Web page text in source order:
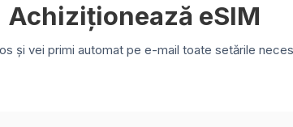
Achiziționează eSIM
și vei primi automat pe e-mail toate setările